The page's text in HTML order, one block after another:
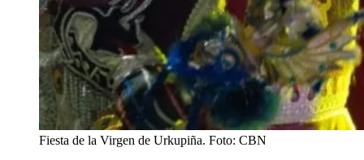
Fiesta de la Virgen de Urkupiña. Foto: CBN